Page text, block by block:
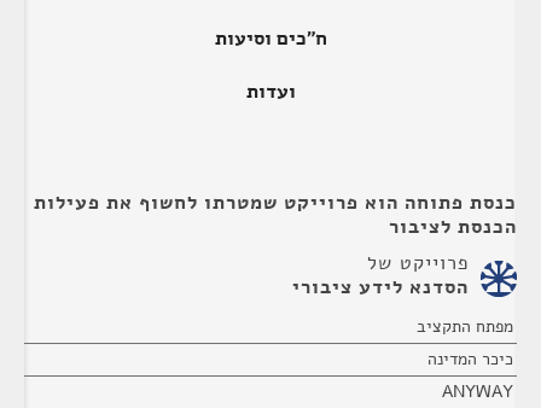
ח"כים וסיעות
ועדות
כנסת פתוחה הוא פרוייקט שמטרתו לחשוף את פעילות
הכנסת לציבור
פרוייקט של
הסדנא לידע ציבורי
מפתח התקציב
כיכר המדינה
ANYWAY